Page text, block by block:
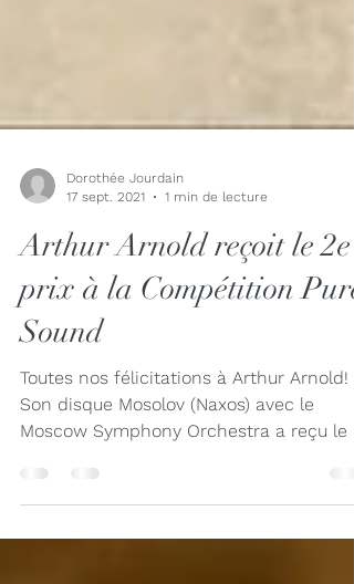
17 sept. 2021
1 min de lecture
Arthur Arnold reçoit le 2e
prix à la Compétition Pure
Sound
Toutes nos félicitations à Arthur Arnold!
prix à la Compétition...